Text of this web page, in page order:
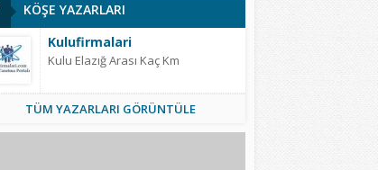
KÖŞE YAZARLARI
Kulufirmalari
Kulu Elazığ Arası Kaç Km
TÜM YAZARLARI GÖRÜNTÜLE